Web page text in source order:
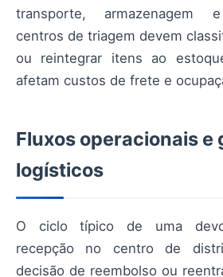
transporte, armazenagem
centros de triagem devem
ou reintegrar itens ao
afetam custos de frete e
Fluxos operacionais e
logísticos
O ciclo típico de uma
recepção no centro de
decisão de reembolso ou